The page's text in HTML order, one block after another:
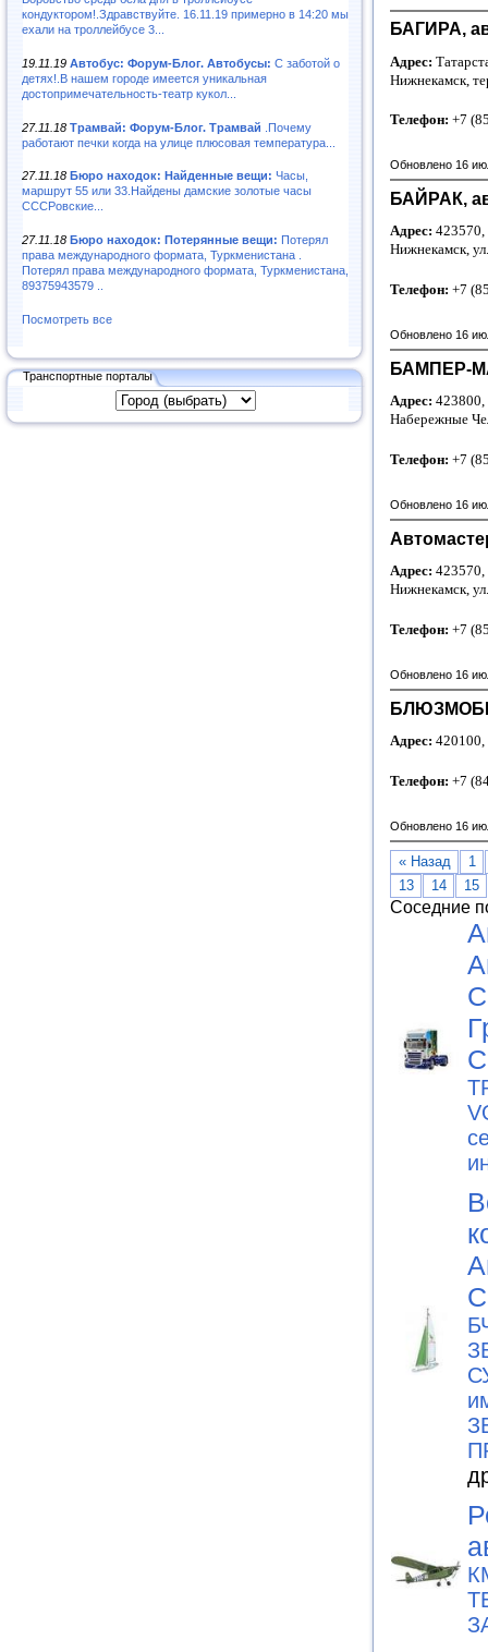
кондуктором!.Здравствуйте. 16.11.19 примерно в 14:20 мы
ехали на троллейбусе 3...
19.11.19 Автобус: Форум-Блог. Автобусы: С заботой о
детях!.В нашем городе имеется уникальная
достопримечательность-театр кукол...
27.11.18 Трамвай: Форум-Блог. Трамвай .Почему
работают печки когда на улице плюсовая температура...
27.11.18 Бюро находок: Найденные вещи: Часы,
маршрут 55 или 33.Найдены дамские золотые часы
СССРовские...
27.11.18 Бюро находок: Потерянные вещи: Потерял
права международного формата, Туркменистана .
Потерял права международного формата, Туркменистана,
89375943579 ..
Посмотреть все
Транспортные порталы
БАГИРА,
Адрес:
Нижнекамск,
Телефон: +7
Обновлено 16
БАЙРАК,
Адрес: 423570,
Нижнекамск,
Телефон: +7
Обновлено 16
БАМПЕР-
Адрес: 423800,
Набережные
Телефон: +7
Обновлено 16
Адрес: 423570,
Нижнекамск,
Телефон: +7
Обновлено 16
Адрес: 420100,
Телефон: +7
Обновлено 16
« Назад
1
13
14 15
Соседние